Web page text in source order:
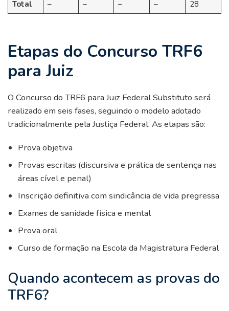
Total – – – – 28
Etapas do Concurso TRF6
para Juiz
O Concurso do TRF6 para Juiz Federal Substituto será
realizado em seis fases, seguindo o modelo adotado
tradicionalmente pela Justiça Federal. As etapas são:
Prova objetiva
Provas escritas (discursiva e prática de sentença nas
áreas cível e penal)
Inscrição definitiva com sindicância de vida pregressa
Exames de sanidade física e mental
Prova oral
Curso de formação na Escola da Magistratura Federal
Quando acontecem as provas do
TRF6?